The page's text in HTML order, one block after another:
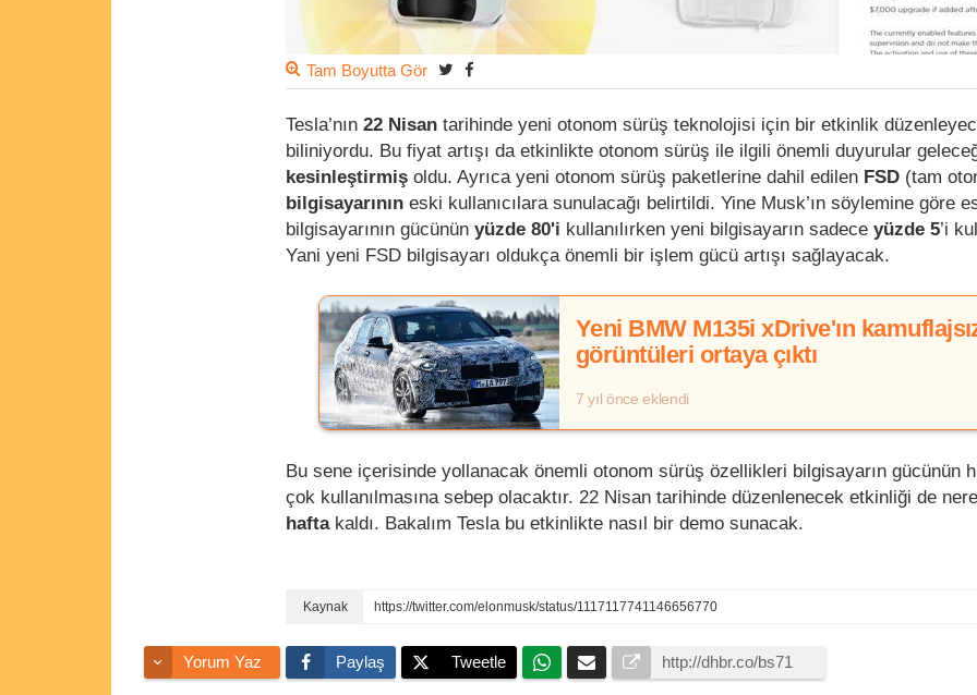
Tam Boyutta Gör
Tesla’nın 22 Nisan tarihinde yeni otonom sürüş teknolojisi için bir etkinlik
biliniyordu. Bu fiyat artışı da etkinlikte otonom sürüş ile ilgili önemli duyurular
kesinleştirmiş oldu. Ayrıca yeni otonom sürüş paketlerine dahil edilen FSD (tam
bilgisayarının eski kullanıcılara sunulacağı belirtildi. Yine Musk’ın söylemine göre
bilgisayarının gücünün yüzde 80'i kullanılırken yeni bilgisayarın sadece yüzde 5’i
Yani yeni FSD bilgisayarı oldukça önemli bir işlem gücü artışı sağlayacak.
Yeni BMW M135i xDrive'ın
görüntüleri ortaya çıktı
7 yıl önce eklendi
Bu sene içerisinde yollanacak önemli otonom sürüş özellikleri bilgisayarın gücünün
çok kullanılmasına sebep olacaktır. 22 Nisan tarihinde düzenlenecek etkinliği de
haftakaldı. Bakalım Tesla bu etkinlikte nasıl bir demo sunacak.
https://twitter.com/elonmusk/status/1117117741146656770
Yorum Yaz Paylaş Tweetle